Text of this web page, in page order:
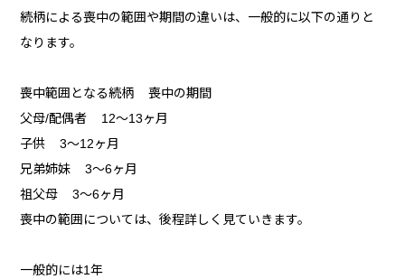
続柄による喪中の範囲や期間の違いは、一般的に以下の通りと
なります。
喪中範囲となる続柄 喪中の期間
父母/配偶者 12～13ヶ月
子供 3～12ヶ月
兄弟姉妹 3～6ヶ月
祖父母 3～6ヶ月
喪中の範囲については、後程詳しく見ていきます。
一般的には1年